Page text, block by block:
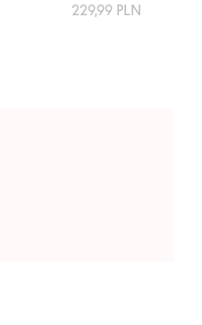
229,99 PLN